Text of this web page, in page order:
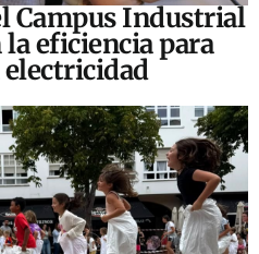
Campus Industrial
eficiencia para